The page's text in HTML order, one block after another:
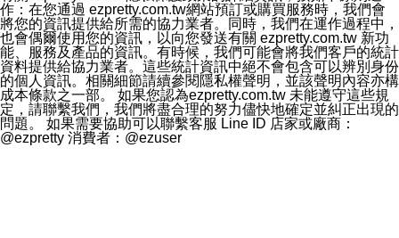
作：在您通過 ezpretty.com.tw網站預訂或購買服務時，我們會
將您的資訊提供給所需的協力業者。同時，我們在運作過程中，
也會偶爾使用您的資訊，以向您發送有關 ezpretty.com.tw 新功
能、服務及產品的資訊。有時候，我們可能會將我們客戶的統計
資料提供給協力業者。這些統計資訊中絕不會包含可以辨別身份
的個人資訊。相關細節請續參閱隱私權聲明，並該聲明內容亦構
成本條款之一部。 如果您認為ezpretty.com.tw 未能遵守這些規
定，請聯繫我們，我們將盡合理的努力儘快地確定並糾正出現的
問題。 如果需要協助可以聯繫客服 Line ID 店家或廠商：
@ezpretty 消費者：@ezuser